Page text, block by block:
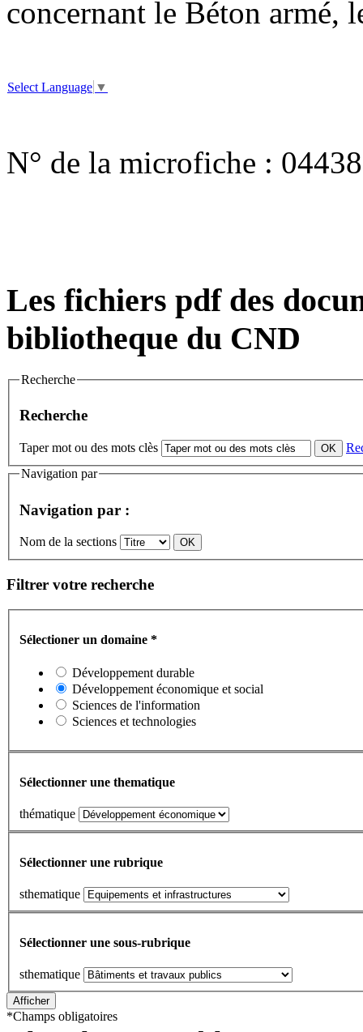
concernant le Béton armé,
Select Language ▼
N° de la microfiche :
Les fichiers pdf des
bibliotheque du CND
Recherche
Recherche
Taper mot ou des mots clès
Navigation par
Navigation par :
Nom de la sections
Filtrer votre recherche
Sélectioner un domaine *
Développement durable
Développement économique et social
Sciences de l'information
Sciences et technologies
Sélectionner une thematique
thématique
Sélectionner une rubrique
sthematique
Sélectionner une sous-rubrique
sthematique
*Champs obligatoires